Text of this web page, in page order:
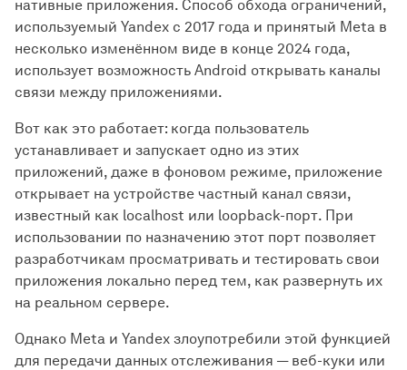
нативные приложения. Способ обхода ограничений,
используемый Yandex с 2017 года и принятый Meta в
несколько изменённом виде в конце 2024 года,
использует возможность Android открывать каналы
связи между приложениями.
Вот как это работает: когда пользователь
устанавливает и запускает одно из этих
приложений, даже в фоновом режиме, приложение
открывает на устройстве частный канал связи,
известный как localhost или loopback-порт. При
использовании по назначению этот порт позволяет
разработчикам просматривать и тестировать свои
приложения локально перед тем, как развернуть их
на реальном сервере.
Однако Meta и Yandex злоупотребили этой функцией
для передачи данных отслеживания — веб-куки или